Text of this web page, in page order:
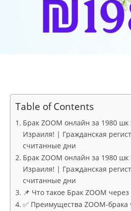
Table of Contents
Брак ZOOM онлайн за 1980
Израиля! | Гражданская
считанные дни
Брак ZOOM онлайн за 1980
Израиля! | Гражданская
считанные дни
📌 Что такое Брак ZOOM
✅ Преимущества ZOOM-